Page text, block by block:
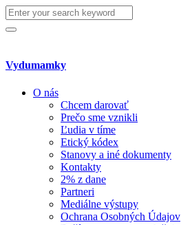
Search
for:
Search
Vydumamky
O nás
Chcem darovať
Prečo sme vznikli
Ľudia v tíme
Etický kódex
Stanovy a iné dokumenty
Kontakty
2% z dane
Partneri
Mediálne výstupy
Ochrana Osobných Údajov